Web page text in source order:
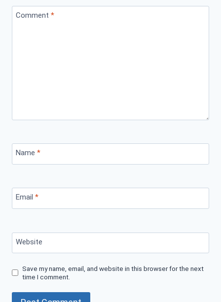
Comment *
Name *
Email *
Website
Save my name, email, and website in this browser for the next
time I comment.